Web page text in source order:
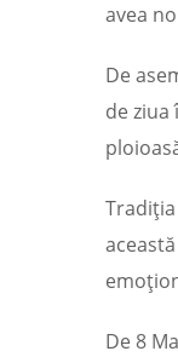
avea
De
de ziua
De 8